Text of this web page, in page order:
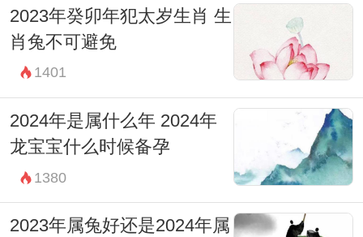
2023年癸卯年犯太岁生肖 生
肖兔不可避免
1401
2024年是属什么年 2024年
龙宝宝什么时候备孕
1380
2023年属兔好还是2024年属